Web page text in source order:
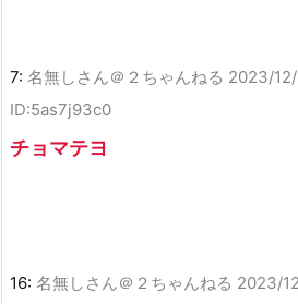
7: 名無しさん＠２ちゃんねる 2023/
ID:5as7j93c0
チョマテヨ
16: 名無しさん＠２ちゃんねる 2023/